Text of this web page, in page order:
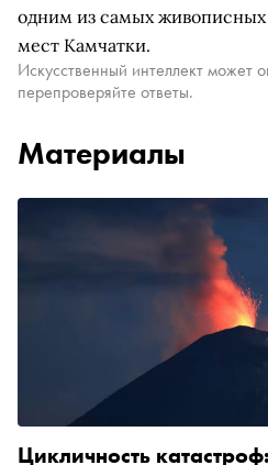
одним из самых
мест Камчатки.
Искусственный интеллект может
перепроверяйте ответы.
Материалы
Цикличность